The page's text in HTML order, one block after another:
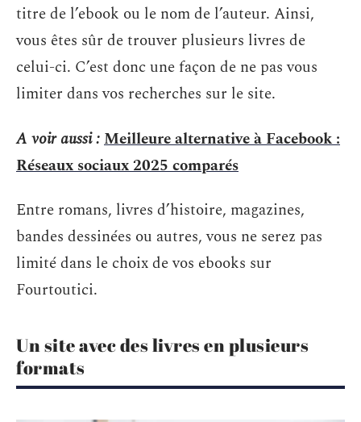
titre de l’ebook ou le nom de l’auteur. Ainsi,
vous êtes sûr de trouver plusieurs livres de
celui-ci. C’est donc une façon de ne pas vous
limiter dans vos recherches sur le site.
A voir aussi :Meilleure alternative à Facebook :
Réseaux sociaux 2025 comparés
Entre romans, livres d’histoire, magazines,
bandes dessinées ou autres, vous ne serez pas
limité dans le choix de vos ebooks sur
Fourtoutici.
Un site avec des livres en plusieurs
formats